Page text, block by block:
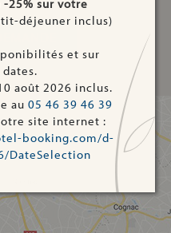
-25% sur votre
déjeuner inclus)
et sur
août 2026 inclus.
au 05 46 39 46 39
site internet :
booking.com/d-
DateSelection